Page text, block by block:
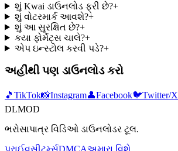
શું Kwai ડાઉનલોડ ફ્રી છે?+
શું વોટરમાર્ક આવશે?+
શું આ સુરક્ષિત છે?+
કયા ફોર્મેટ્સ ચાલે?+
એપ ઇન્સ્ટોલ કરવી પડે?+
અહીંથી પણ ડાઉનલોડ કરો
🎵 TikTok📸Instagram👤Facebook🐦Twitter/X
DLMOD
ભરોસાપાત્ર વિડિઓ ડાઉનલોડર ટૂલ.